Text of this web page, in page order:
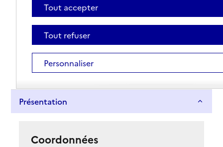
Présentation
Coordonnées
Tout accepter
Tout refuser
Personnaliser